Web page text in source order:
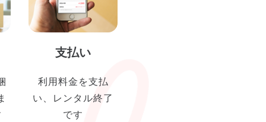
支払い
利用料金を支払
い、レンタル終了
です